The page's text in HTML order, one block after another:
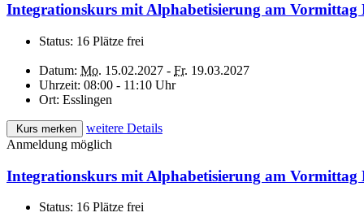
Integrationskurs mit Alphabetisierung am Vormittag
Status: 16 Plätze frei
Datum: Mo. 15.02.2027 - Fr. 19.03.2027
Uhrzeit: 08:00 - 11:10 Uhr
Ort: Esslingen
Kurs merken
weitere Details
Anmeldung möglich
Integrationskurs mit Alphabetisierung am Vormittag
Status: 16 Plätze frei